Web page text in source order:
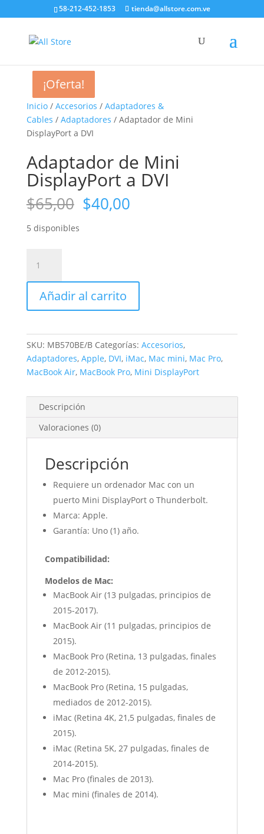
58-212-452-1853 tienda@allstore.com.ve
Inicio/ Accesorios / Adaptadores &
Cables / Adaptadores / Adaptador de Mini
DisplayPort a DVI
¡Oferta!
Adaptador de Mini
DisplayPort a DVI
$65,00 El
precio
$40,00El
5 disponibles
Mini
DisplayPort
a
cantidad
Añadir al carrito
SKU: MB570BE/B Categorías: Accesorios,
Adaptadores, Apple, DVI, iMac, Mac mini, Mac Pro,
MacBook Air, MacBook Pro, Mini DisplayPort
Descripción
Valoraciones (0)
Descripción
Requiere un ordenador Mac con un
puerto Mini DisplayPort o Thunderbolt.
Marca: Apple.
Garantía: Uno (1) año.
Compatibilidad:
Modelos de Mac:
MacBook Air (13 pulgadas, principios de
2015-2017).
MacBook Air (11 pulgadas, principios de
2015).
MacBook Pro (Retina, 13 pulgadas, finales
de 2012-2015).
MacBook Pro (Retina, 15 pulgadas,
mediados de 2012-2015).
iMac (Retina 4K, 21,5 pulgadas, finales de
2015).
iMac (Retina 5K, 27 pulgadas, finales de
2014-2015).
Mac Pro (finales de 2013).
Mac mini (finales de 2014).
¡Oferta!
¡Oferta!
¡Oferta!